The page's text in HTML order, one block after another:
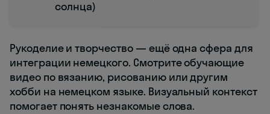
солнца)
Рукоделие и творчество — ещё одна сфера для
интеграции немецкого. Смотрите обучающие
видео по вязанию, рисованию или другим
хобби на немецком языке. Визуальный контекст
помогает понять незнакомые слова.